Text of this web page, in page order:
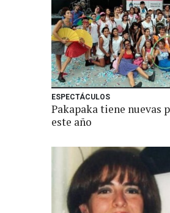
ESPECTÁCULOS
Pakapaka tiene nuevas
este año